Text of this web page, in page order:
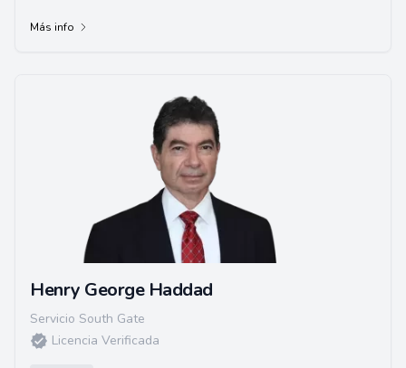
Más info
Henry George Haddad
Servicio South Gate
Licencia Verificada